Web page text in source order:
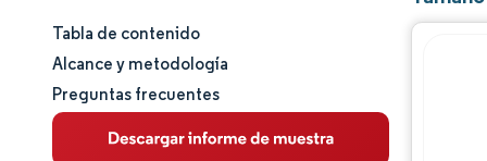
Tamaño y cuota de mercado
Análisis de mercado
Tendencias e ideas
Tabla de contenido
Alcance y metodología
Preguntas frecuentes